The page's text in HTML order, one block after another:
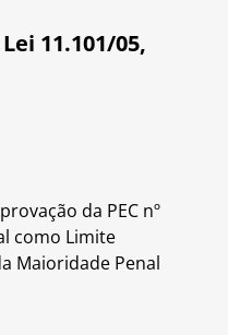
Lei 11.101/05,
da PEC nº
como Limite
Maioridade Penal